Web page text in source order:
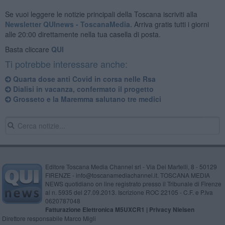
Se vuoi leggere le notizie principali della Toscana iscriviti alla
Newsletter QUInews - ToscanaMedia. Arriva gratis tutti i giorni
alle 20:00 direttamente nella tua casella di posta.
Basta cliccare QUI
Ti potrebbe interessare anche:
Quarta dose anti Covid in corsa nelle Rsa
Dialisi in vacanza, confermato il progetto
Grosseto e la Maremma salutano tre medici
Editore Toscana Media Channel srl - Via Dei Martelli, 8 - 50129
FIRENZE - info@toscanamediachannel.it. TOSCANA MEDIA
NEWS quotidiano on line registrato presso il Tribunale di Firenze
al n. 5935 del 27.09.2013. Iscrizione ROC 22105 - C.F. e P.Iva
0620787048
Fatturazione Elettronica M5UXCR1 | Privacy Nielsen
Direttore responsabile Marco Migli